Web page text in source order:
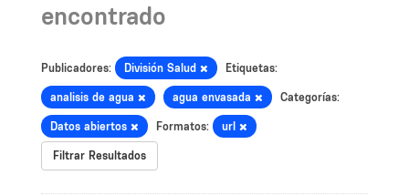
encontrado
Publicadores: División Salud Etiquetas:
analisis de agua agua envasada Categorías:
Datos abiertos Formatos: url
Filtrar Resultados